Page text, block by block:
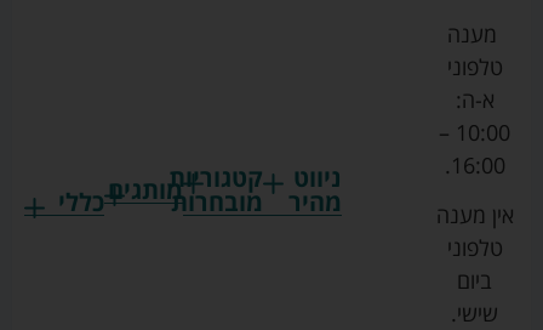
ניווט
מהיר
קטגוריות
מובחרותמותגים
גרקו
כללי
מענה
טלפוני
א-ה:
10:00 –
16:00.
אין מענה
טלפוני
ביום
שישי.